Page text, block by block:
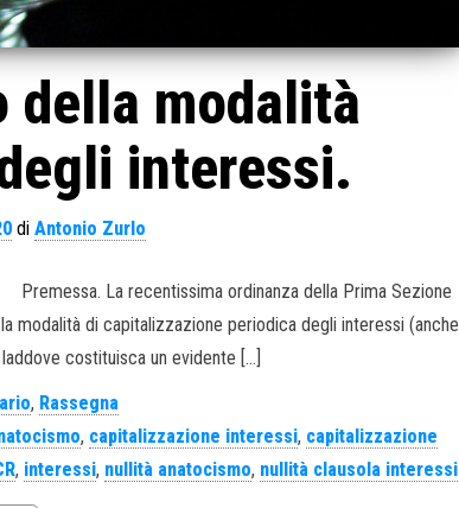
della modalità
interessi.
di Antonio Zurlo
La recentissima ordinanza della Prima Sezione
modalità di capitalizzazione periodica degli interessi (anche
costituisca un evidente […]
, Rassegna
, capitalizzazione interessi, capitalizzazione
, interessi, nullità anatocismo, nullità clausola interessi